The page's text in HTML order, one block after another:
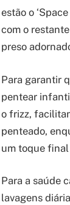
estão o
com o
preso
Para garantir
pentear
o frizz,
penteado,
um toque final
Para a saúde
lavagens